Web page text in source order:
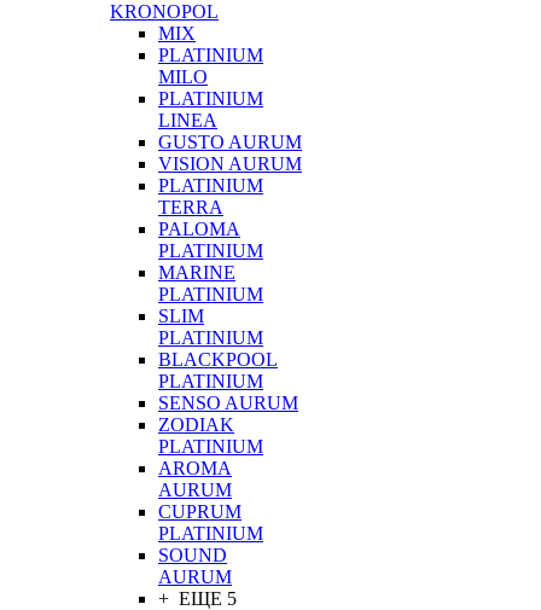
KRONOPOL
MIX
PLATINIUM
MILO
PLATINIUM
LINEA
GUSTO AURUM
VISION AURUM
PLATINIUM
TERRA
PALOMA
PLATINIUM
MARINE
PLATINIUM
SLIM
PLATINIUM
BLACKPOOL
PLATINIUM
SENSO AURUM
ZODIAK
PLATINIUM
AROMA
AURUM
CUPRUM
PLATINIUM
SOUND
AURUM
+ ЕЩЕ 5